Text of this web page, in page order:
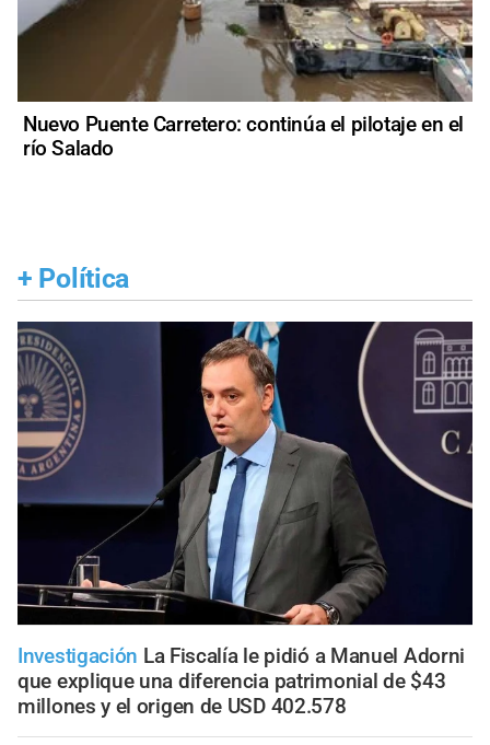
Nuevo Puente Carretero: continúa el pilotaje en el
río Salado
+ Política
Investigación La Fiscalía le pidió a Manuel Adorni
que explique una diferencia patrimonial de $43
millones y el origen de USD 402.578